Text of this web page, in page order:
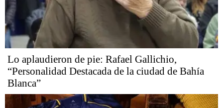
Lo aplaudieron de pie: Rafael Gallichio,
“Personalidad Destacada de la ciudad de Bahía
Blanca”